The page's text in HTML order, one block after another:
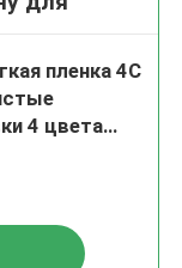
пленка 4C
4 цвета